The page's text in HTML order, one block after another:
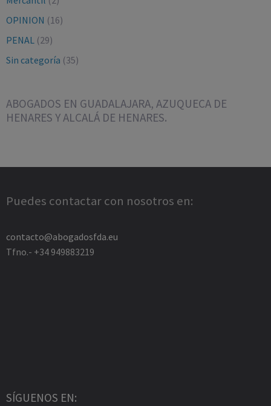
OPINION (16)
PENAL (29)
Sin categoría (35)
ABOGADOS EN GUADALAJARA, AZUQUECA DE
HENARES Y ALCALÁ DE HENARES.
Puedes contactar con nosotros en:
contacto@abogadosfda.eu
Tfno.- +34 949883219
SÍGUENOS EN: